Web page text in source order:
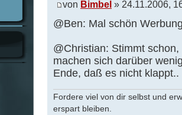
von Bimbel » 24.11.2006,
@Ben: Mal schön
@Christian: Stimmt
machen sich darüber
Ende, daß es nicht klappt..
Fordere viel von dir selbst und
erspart bleiben.